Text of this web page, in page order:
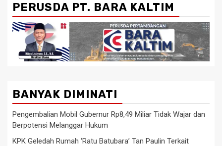
PERUSDA PT. BARA KALTIM
BANYAK DIMINATI
Pengembalian Mobil Gubernur Rp8,49 Miliar Tidak Wajar dan
Berpotensi Melanggar Hukum
KPK Geledah Rumah ‘Ratu Batubara’ Tan Paulin Terkait